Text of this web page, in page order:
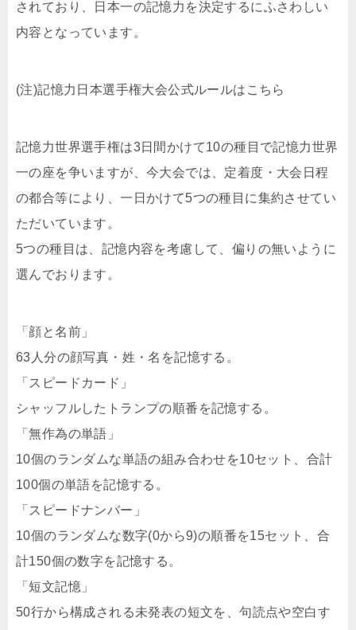
されており、日本一の記憶力を決定するにふさわしい
内容となっています。
(注)記憶力日本選手権大会公式ルールはこちら
記憶力世界選手権は3日間かけて10の種目で記憶力世界
一の座を争いますが、今大会では、定着度・大会日程
の都合等により、一日かけて5つの種目に集約させてい
ただいています。
5つの種目は、記憶内容を考慮して、偏りの無いように
選んでおります。
「顔と名前」
63人分の顔写真・姓・名を記憶する。
「スピードカード」
シャッフルしたトランプの順番を記憶する。
「無作為の単語」
10個のランダムな単語の組み合わせを10セット、合計
100個の単語を記憶する。
「スピードナンバー」
10個のランダムな数字(0から9)の順番を15セット、合
計150個の数字を記憶する。
「短文記憶」
50行から構成される未発表の短文を、句読点や空白す